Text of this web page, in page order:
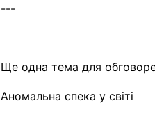
---
Ще одна тема для
Аномальна спека у світі